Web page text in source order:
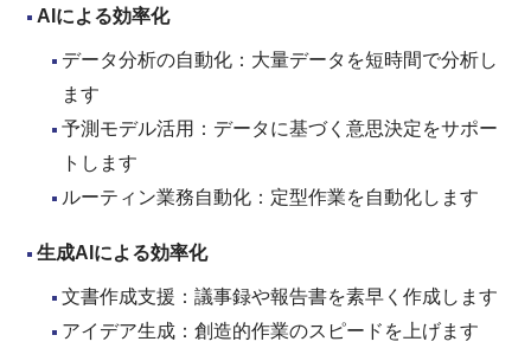
AI による効率化
データ分析の自動化：大量データを短時間で分析し
ます
予測モデル活用：データに基づく意思決定をサポー
トします
ルーティン業務自動化：定型作業を自動化します
生成AI による効率化
文書作成支援：議事録や報告書を素早く作成します
アイデア生成：創造的作業のスピードを上げます